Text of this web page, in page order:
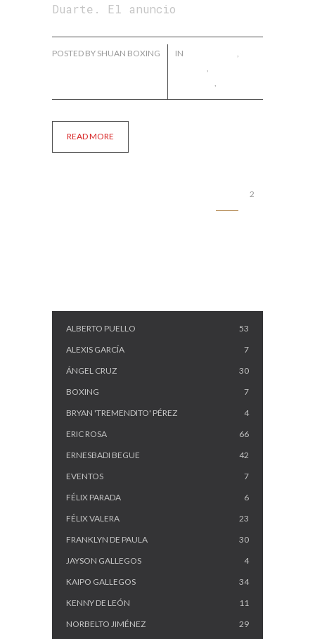
Duarte. El anuncio
READ MORE
POSTED BY SHUAN BOXING IN ,
,
,
2
ALBERTO PUELLO
53
ALEXIS GARCÍA
7
ÁNGEL CRUZ
30
BOXING
7
BRYAN 'TREMENDITO' PÉREZ
4
ERIC ROSA
66
ERNESBADI BEGUE
42
EVENTOS
7
FÉLIX PARADA
6
FÉLIX VALERA
23
FRANKLYN DE PAULA
30
JAYSON GALLEGOS
4
KAIPO GALLEGOS
34
KENNY DE LEÓN
11
NORBELTO JIMÉNEZ
29